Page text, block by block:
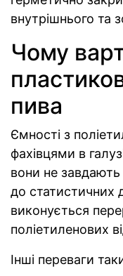
внутрішнього та
Чому
пива
Ємності з
фахівцями в
вони не завдають
до статистичних
виконується
поліетиленових
Інші переваги